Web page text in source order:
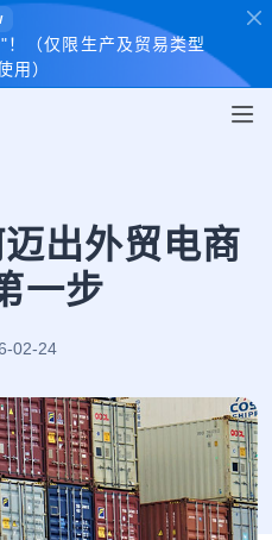
（仅限生产及贸易类型
用）
出外贸电商
一步
02-24